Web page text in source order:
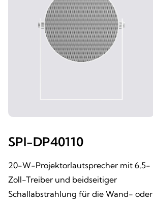
SPI-DP40110
20-W-Projektorlautsprecher mit 6,5-
Zoll-Treiber und beidseitiger
Schallabstrahlung für die Wand- oder